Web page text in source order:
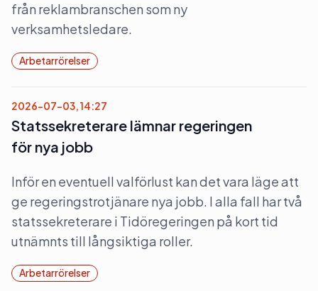
från reklambranschen som ny
verksamhetsledare.
Arbetarrörelser
2026-07-03, 14:27
Statssekreterare lämnar regeringen
för nya jobb
Inför en eventuell valförlust kan det vara läge att
ge regeringstrotjänare nya jobb. I alla fall har två
statssekreterare i Tidöregeringen på kort tid
utnämnts till långsiktiga roller.
Arbetarrörelser